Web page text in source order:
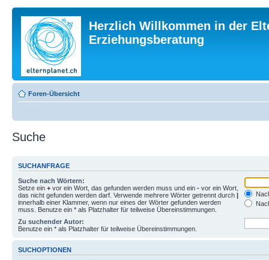
Herzlich Willkommen in der
Erziehungsberatung
Foren-Übersicht
Suche
SUCHANFRAGE
Suche nach Wörtern:
Setze ein + vor ein Wort, das gefunden werden muss und ein - vor ein Wort,
das nicht gefunden werden darf. Verwende mehrere Wörter getrennt durch |
innerhalb einer Klammer, wenn nur eines der Wörter gefunden werden
muss. Benutze ein * als Platzhalter für teilweise Übereinstimmungen.
Zu suchender Autor:
Benutze ein * als Platzhalter für teilweise Übereinstimmungen.
SUCHOPTIONEN